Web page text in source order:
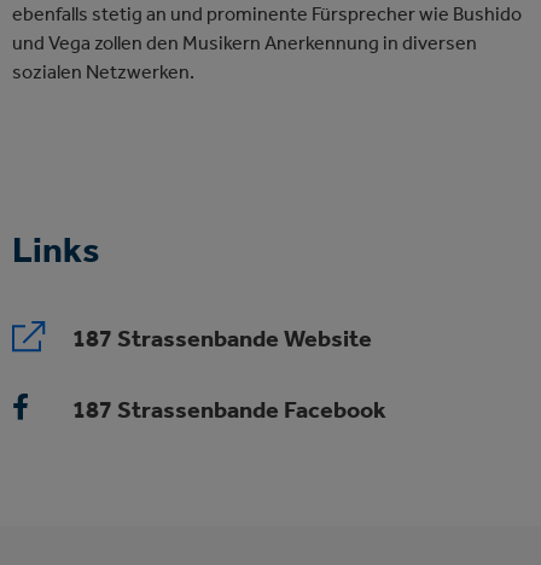
ebenfalls stetig an und prominente Fürsprecher wie Bushido
und Vega zollen den Musikern Anerkennung in diversen
sozialen Netzwerken.
Links
187 Strassenbande Website
187 Strassenbande Facebook